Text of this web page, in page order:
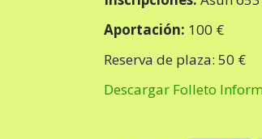
Aportación: 100 €
Reserva de plaza: 50 €
Descargar Folleto